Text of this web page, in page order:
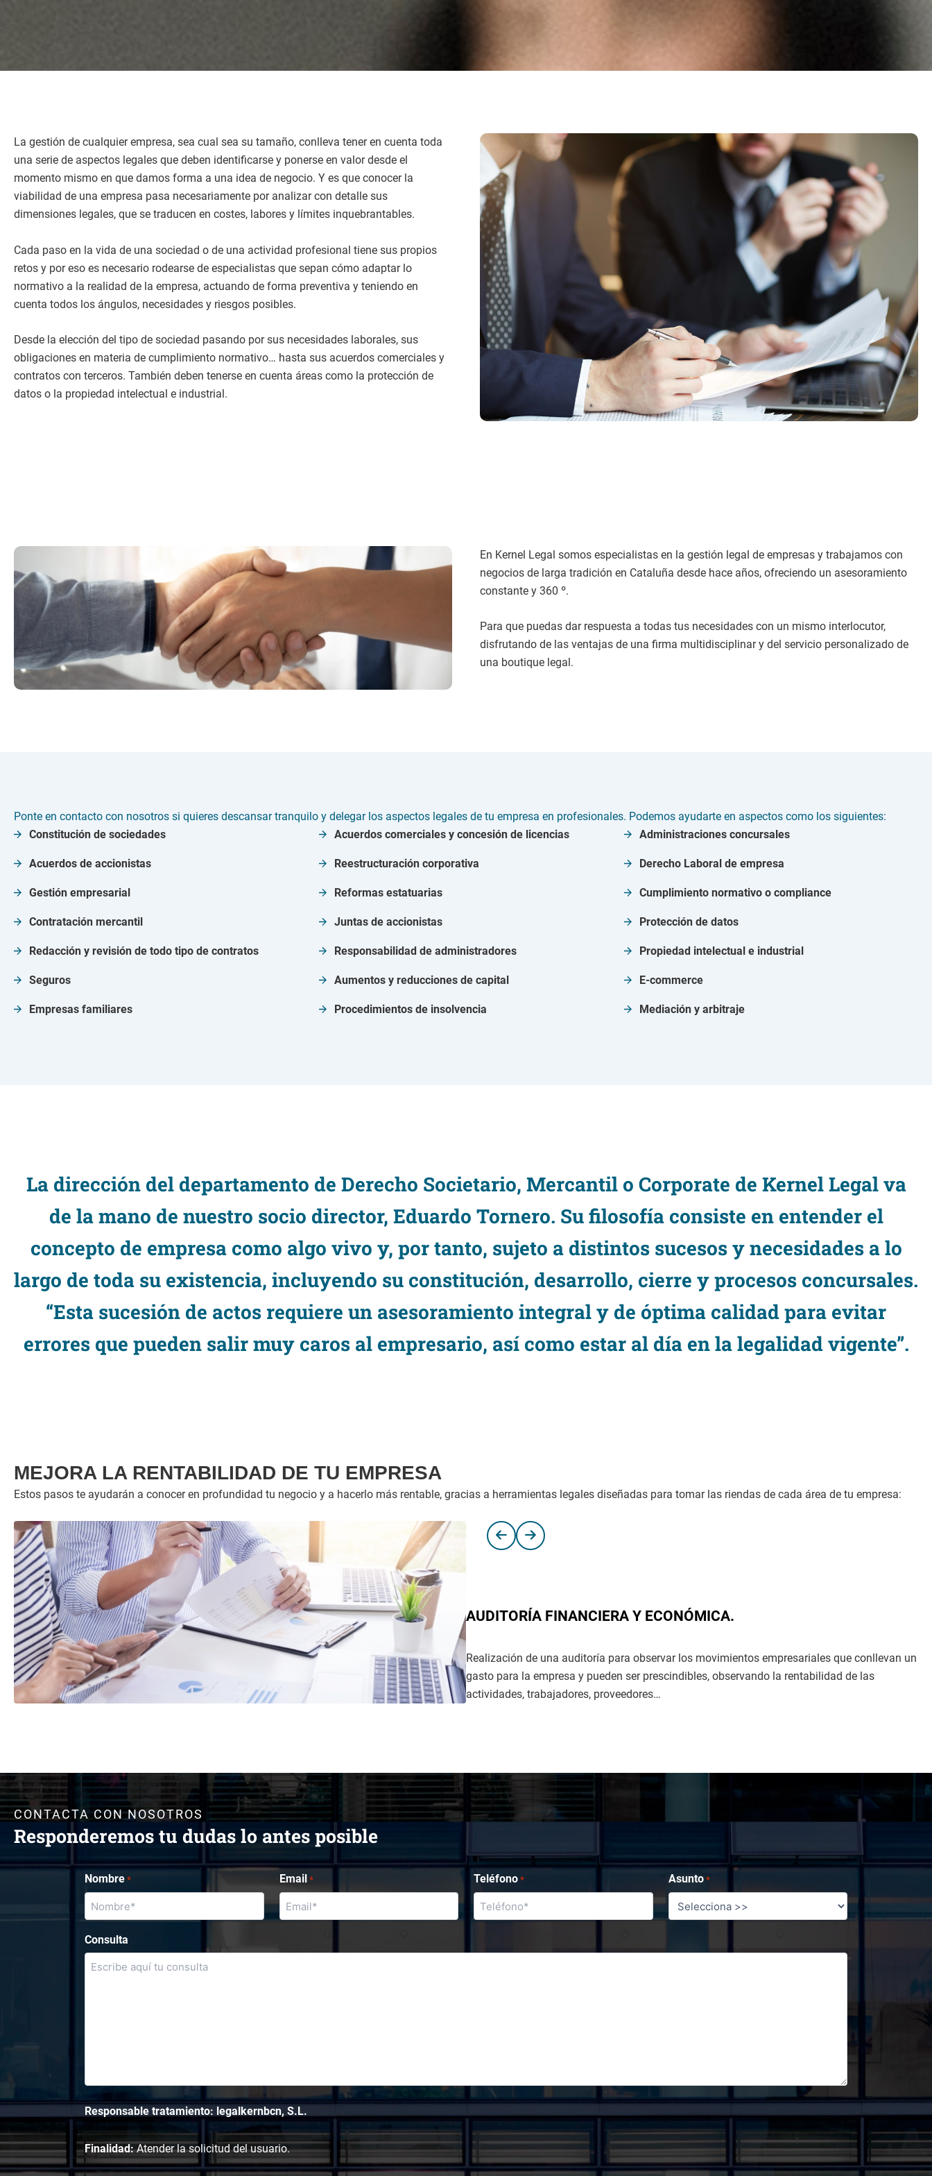
La gestión de cualquier empresa, sea cual sea su tamaño, conlleva tener en cuenta toda
una serie de aspectos legales que deben identificarse y ponerse en valor desde el
momento mismo en que damos forma a una idea de negocio. Y es que conocer la
viabilidad de una empresa pasa necesariamente por analizar con detalle sus
dimensiones legales, que se traducen en costes, labores y límites inquebrantables.
Cada paso en la vida de una sociedad o de una actividad profesional tiene sus propios
retos y por eso es necesario rodearse de especialistas que sepan cómo adaptar lo
normativo a la realidad de la empresa, actuando de forma preventiva y teniendo en
cuenta todos los ángulos, necesidades y riesgos posibles.
Desde la elección del tipo de sociedad pasando por sus necesidades laborales, sus
obligaciones en materia de cumplimiento normativo… hasta sus acuerdos comerciales y
contratos con terceros. También deben tenerse en cuenta áreas como la protección de
datos o la propiedad intelectual e industrial.
En Kernel Legal somos especialistas en la gestión legal de empresas y trabajamos con
negocios de larga tradición en Cataluña desde hace años, ofreciendo un asesoramiento
constante y 360 º.
Para que puedas dar respuesta a todas tus necesidades con un mismo interlocutor,
disfrutando de las ventajas de una firma multidisciplinar y del servicio personalizado de
una boutique legal.
Ponte en contacto con nosotros si quieres descansar tranquilo y delegar los aspectos legales de tu empresa en profesionales. Podemos ayudarte en aspectos como los siguientes:
Constitución de sociedades
Acuerdos de accionistas
Gestión empresarial
Contratación mercantil
Redacción y revisión de todo tipo de contratos
Seguros
Empresas familiares
Acuerdos comerciales y concesión de licencias
Reestructuración corporativa
Reformas estatuarias
Juntas de accionistas
Responsabilidad de administradores
Aumentos y reducciones de capital
Procedimientos de insolvencia
Administraciones concursales
Derecho Laboral de empresa
Cumplimiento normativo o compliance
Protección de datos
Propiedad intelectual e industrial
E-commerce
Mediación y arbitraje
La dirección del departamento de Derecho Societario, Mercantil o Corporate de Kernel Legal va
de la mano de nuestro socio director, Eduardo Tornero. Su filosofía consiste en entender el
concepto de empresa como algo vivo y, por tanto, sujeto a distintos sucesos y necesidades a lo
largo de toda su existencia, incluyendo su constitución, desarrollo, cierre y procesos concursales.
“Esta sucesión de actos requiere un asesoramiento integral y de óptima calidad para evitar
errores que pueden salir muy caros al empresario, así como estar al día en la legalidad vigente”.
MEJORA LA RENTABILIDAD DE TU EMPRESA
Estos pasos te ayudarán a conocer en profundidad tu negocio y a hacerlo más rentable, gracias a herramientas legales diseñadas para tomar las riendas de cada área de tu empresa:
AUDITORÍA FINANCIERA Y ECONÓMICA.
Realización de una auditoría para observar los movimientos empresariales que conllevan un
gasto para la empresa y pueden ser prescindibles, observando la rentabilidad de las
actividades, trabajadores, proveedores…
CONTACTA CON NOSOTROS
Responderemos tu dudas lo antes posible
Nombre * Email * Teléfono * Asunto *
Consulta
Responsable tratamiento: legalkernbcn, S.L.
Finalidad:Atender la solicitud del usuario.